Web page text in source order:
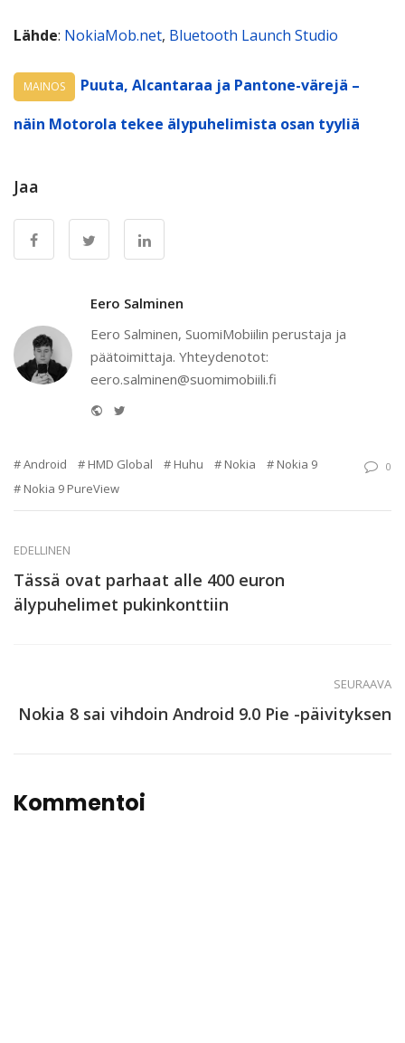
Lähde: NokiaMob.net, Bluetooth Launch Studio
MAINOS
Puuta, Alcantaraa ja Pantone-värejä –
näin Motorola tekee älypuhelimista osan tyyliä
Jaa
Eero Salminen
Eero Salminen, SuomiMobiilin perustaja ja
päätoimittaja. Yhteydenotot:
eero.salminen@suomimobiili.fi
Website
Android HMD Global Huhu Nokia
Nokia 9
Nokia 9 PureView
0
EDELLINEN
Tässä ovat parhaat alle 400 euron
älypuhelimet pukinkonttiin
SEURAAVA
Nokia 8 sai vihdoin Android 9.0 Pie -päivityksen
Kommentoi